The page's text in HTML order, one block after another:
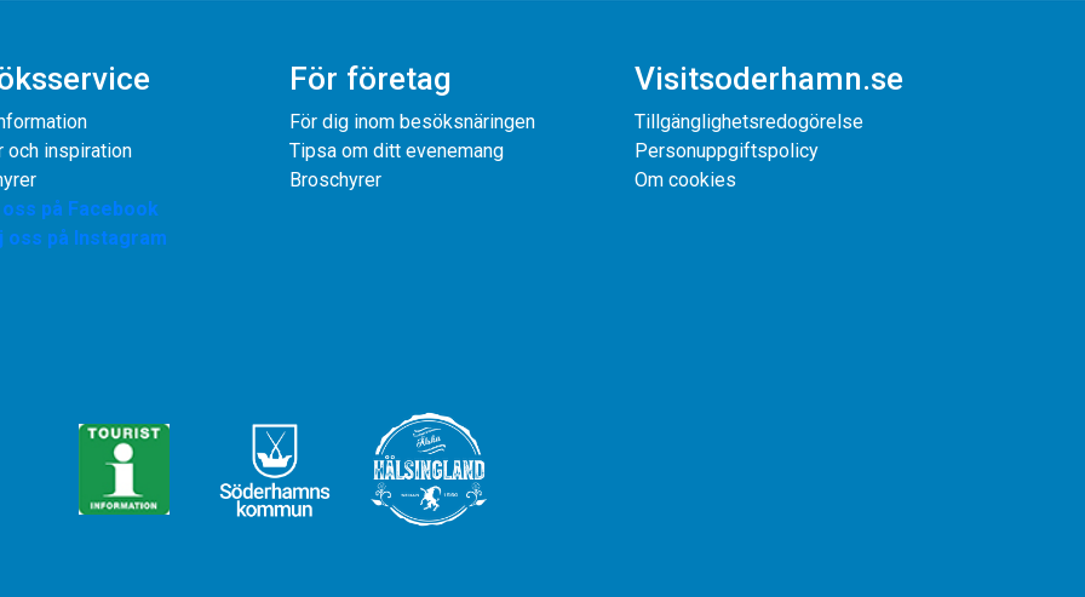
och inspiration
på Facebook
oss på Instagram
För företag
För dig inom besöksnäringen
Tipsa om ditt evenemang
Broschyrer
Visitsoderhamn.se
Tillgänglighetsredogörelse
Personuppgiftspolicy
Om cookies